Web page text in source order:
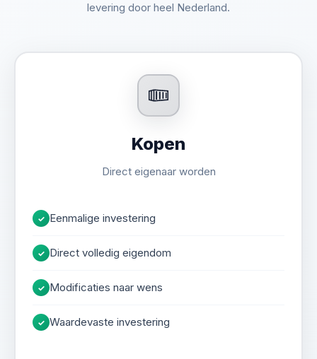
levering door heel Nederland.
Kopen
Direct eigenaar worden
✓ Eenmalige investering
✓ Direct volledig eigendom
✓ Modificaties naar wens
✓ Waardevaste investering